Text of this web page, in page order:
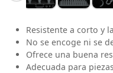
Resistente a corto y
No se encoge ni se
Ofrece una buena
Adecuada para